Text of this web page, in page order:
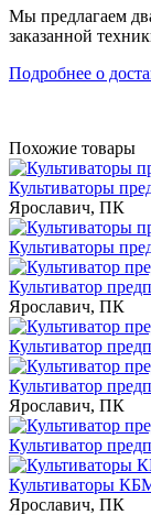
Мы предлагаем
заказанной
Подробнее о
Похожие товары
Культиваторы
Ярославич, ПК
Культиваторы
Культиватор
Ярославич, ПК
Культиватор
Культиватор
Ярославич, ПК
Культиватор
Культиваторы
Ярославич, ПК